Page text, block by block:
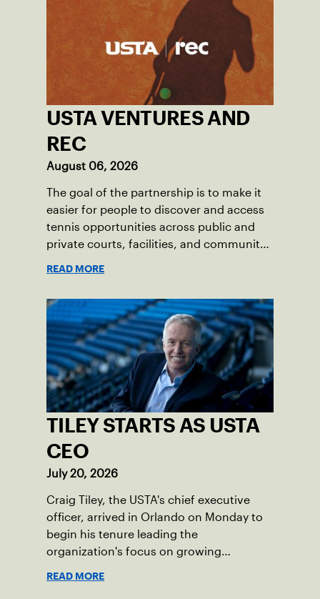
USTA VENTURES AND
REC
August 06, 2026
The goal of the partnership is to make it
easier for people to discover and access
tennis opportunities across public and
private courts, facilities, and community
READ MORE
TILEY STARTS AS USTA
CEO
July 20, 2026
Craig Tiley, the USTA's chief executive
officer, arrived in Orlando on Monday to
begin his tenure leading the
organization's focus on growing
READ MORE